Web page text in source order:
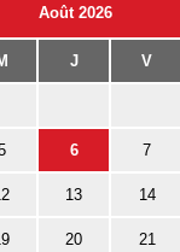
Août 2026
J V
6 7
13 14
20 21